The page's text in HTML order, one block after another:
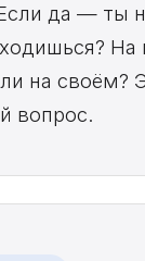
да — ты
На
на своём?
вопрос.